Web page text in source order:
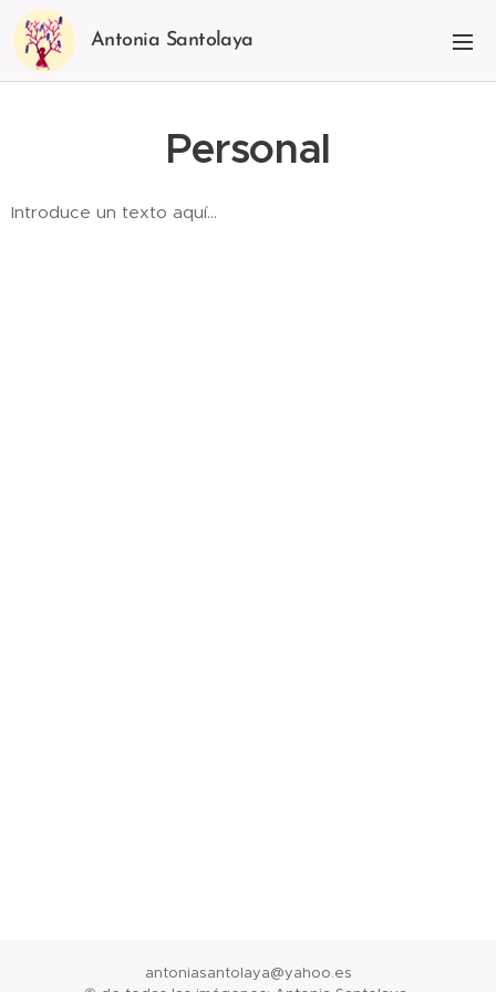
Antonia Santolaya
Personal
Introduce un texto aquí...
antoniasantolaya@yahoo.es